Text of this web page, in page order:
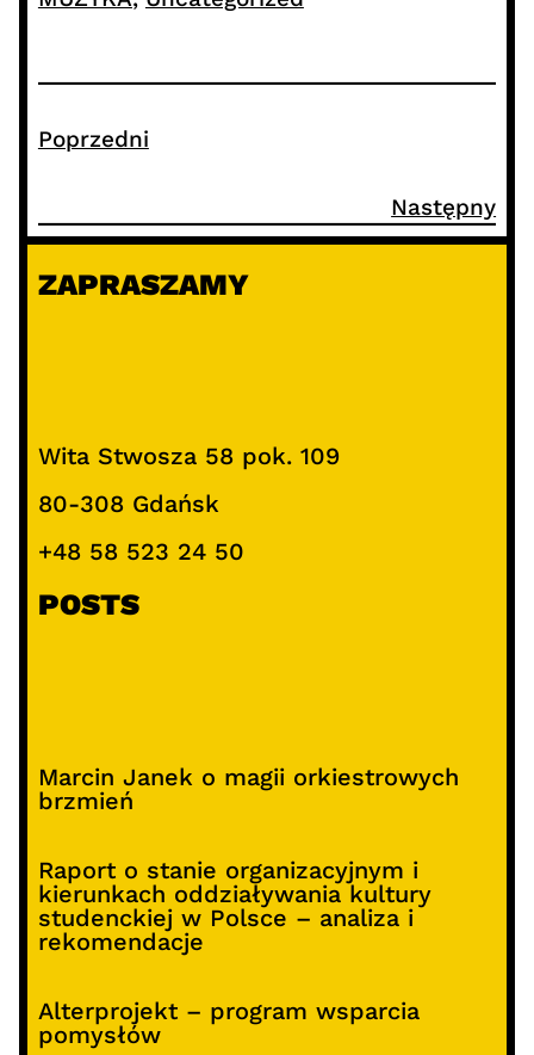
Poprzedni
Następny
ZAPRASZAMY
Wita Stwosza 58 pok. 109
80-308 Gdańsk
+48 58 523 24 50
POSTS
Marcin Janek o magii orkiestrowych
brzmień
Raport o stanie organizacyjnym i
kierunkach oddziaływania kultury
studenckiej w Polsce – analiza i
rekomendacje
Alterprojekt – program wsparcia
pomysłów